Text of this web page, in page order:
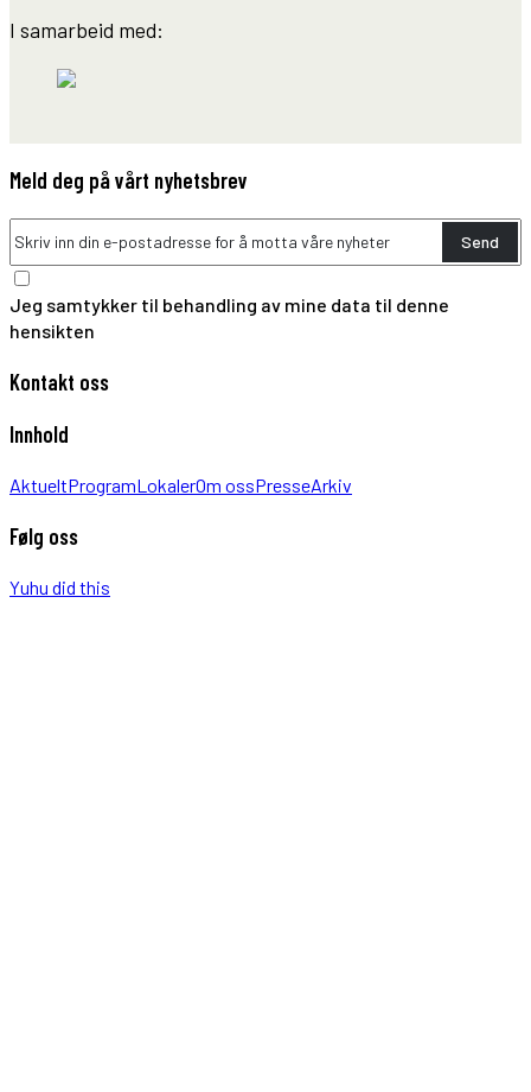
I samarbeid med:
Meld deg på vårt nyhetsbrev
Send
Jeg samtykker til behandling av mine data til denne
hensikten
Kontakt oss
Innhold
AktueltProgramLokalerOm ossPresseArkiv
Følg oss
Yuhu did this